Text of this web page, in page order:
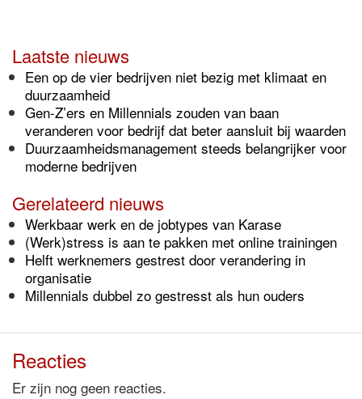
Laatste nieuws
Een op de vier bedrijven niet bezig met klimaat en
duurzaamheid
Gen-Z’ers en Millennials zouden van baan
veranderen voor bedrijf dat beter aansluit bij waarden
Duurzaamheidsmanagement steeds belangrijker voor
moderne bedrijven
Gerelateerd nieuws
Werkbaar werk en de jobtypes van Karase
(Werk)stress is aan te pakken met online trainingen
Helft werknemers gestrest door verandering in
organisatie
Millennials dubbel zo gestresst als hun ouders
Reacties
Er zijn nog geen reacties.